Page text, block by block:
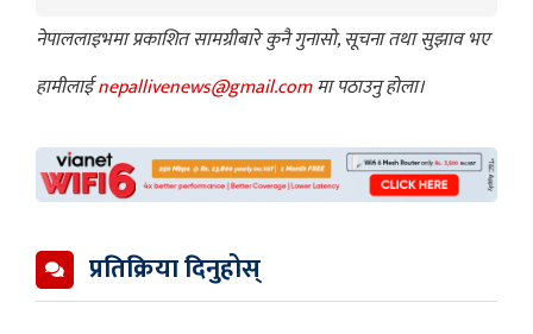
नेपाललाइभमा प्रकाशित सामग्रीबारे कुनै गुनासो, सूचना तथा सुझाव भए
हामीलाईnepallivenews@gmail.comमा पठाउनु होला।
प्रतिक्रिया दिनुहोस्